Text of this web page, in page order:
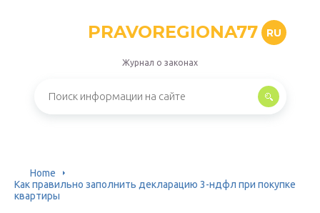
PRAVOREGIONA77 RU
Журнал о законах
Home
Как правильно заполнить декларацию 3-ндфл при покупке
квартиры